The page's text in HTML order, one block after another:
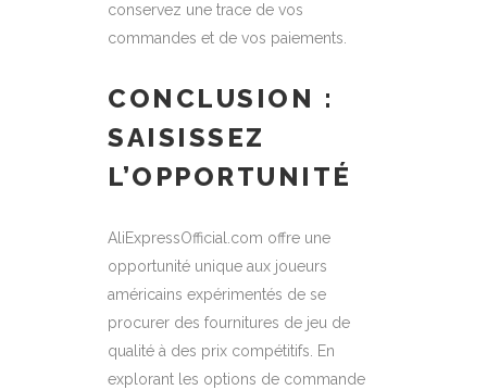
conservez une trace de vos
commandes et de vos paiements.
CONCLUSION :
SAISISSEZ
L’OPPORTUNITÉ
AliExpressOfficial.com offre une
opportunité unique aux joueurs
américains expérimentés de se
procurer des fournitures de jeu de
qualité à des prix compétitifs. En
explorant les options de commande